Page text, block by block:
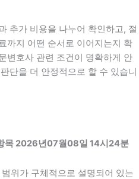
추가 비용을 나누어 확인하고, 절
까지 어떤 순서로 이어지는지 확
변호사 관련 조건이 명확하게 안
단을 더 안정적으로 할 수 있습니
목 2026년07월08일 14시24분
위가 구체적으로 설명되어 있는